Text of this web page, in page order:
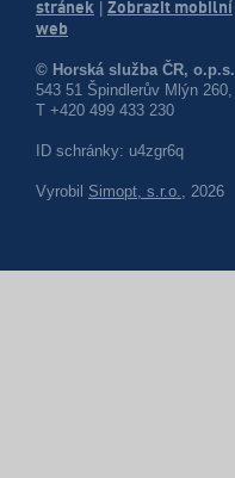
stránek
Zobrazit mobilní
web
© Horská služba ČR, o.p.s.
543 51 Špindlerův Mlýn 260,
T +420 499 433 230
ID schránky: u4zgr6q
Vyrobil Simopt, s.r.o., 2026